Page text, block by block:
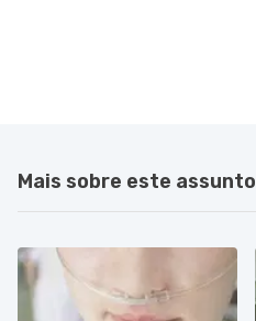
Mais sobre este assunto